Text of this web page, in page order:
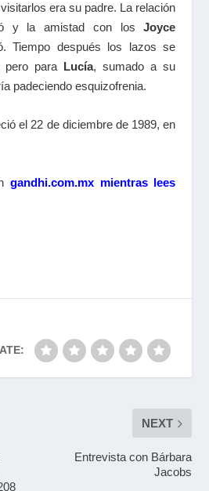
era su padre. La relación
y la amistad con losJoyce
Tiempo después los lazos se
pero para Lucía, sumado a su
padeciendo esquizofrenia.
el 22 de diciembre de 1989, en
gandhi.com.mx mientras lees
NEXT
Entrevista con Bárbara
Jacobs